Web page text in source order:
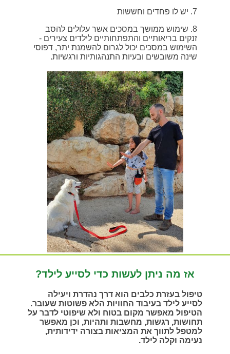
7. יש לו פחדים וחששות
8. שימוש ממושך במסכים אשר עלולים להסב
זנקים בריאותיים והתפתחותיים לילדים צעירים -
השימוש במסכים יכול לגרום להשמנת יתר, דפוסי
שינה משובשים ובעיות התנהגותיות ורגשיות.
אז מה ניתן לעשות כדי לסייע לילד?
טיפול בעזרת כלבים הוא דרך נהדרת ויעילה
לסייע לילד בעיבוד החוויות הלא פשוטות שעובר.
הטיפול מאפשר מקום בטוח ולא שיפוטי לדבר על
תחושות, רגשות, מחשבות ותהיות, וכן מאפשר
למטפל לתווך את המציאות בצורה ידידותית,
נעימה וקלה לילד.